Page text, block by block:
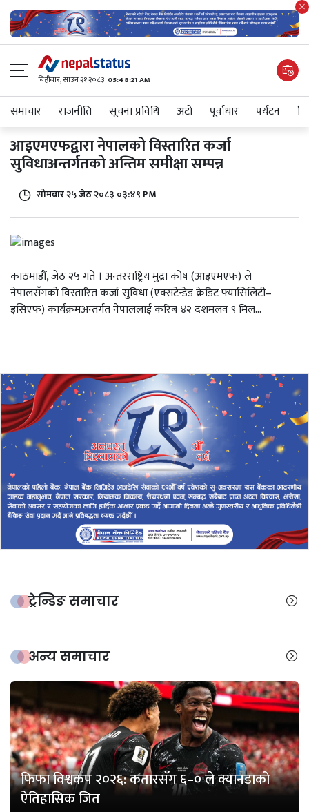
बिहीबार, साउन २१ २०८३ 05:48:21 AM
समाचार राजनीति सूचना प्रविधि अटाे पूर्वाधार पर्यटन
आइएमएफद्वारा नेपालको विस्तारित कर्जा
सुविधाअन्तर्गतको अन्तिम समीक्षा सम्पन्न
सोमबार २५ जेठ २०८३ ०३:४९ PM
काठमाडौँ, जेठ २५ गते । अन्तरराष्ट्रिय मुद्रा कोष (आइएमएफ) ले
नेपालसँगको विस्तारित कर्जा सुविधा (एक्सटेन्डेड क्रेडिट फ्यासिलिटी–
इसिएफ) कार्यक्रमअन्तर्गत नेपाललाई करिब ४२ दशमलव ९ मिल...
ट्रेन्डिङ समाचार
अन्य समाचार
फिफा विश्वकप २०२६: कतारसँग ६–० ले क्यानडाको
ऐतिहासिक जित